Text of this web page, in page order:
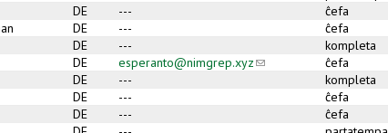
DE ---
ĉefa
DE ---
ĉefa
DE ---
kompleta
DE esperanto@nimgrep.xyz(link sends e-mail)
ĉefa
DE ---
kompleta
DE ---
ĉefa
DE ---
ĉefa